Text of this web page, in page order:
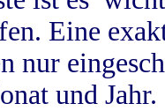
Eine
nur
und Jahr.